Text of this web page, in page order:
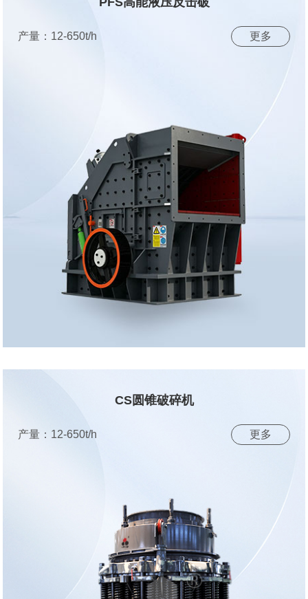
产量：12-650t/h 更多
CS圆锥破碎机
产量：12-650t/h 更多